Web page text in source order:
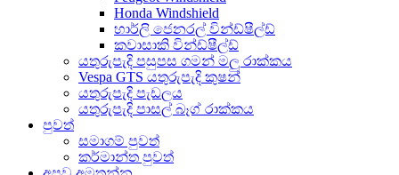
Honda Windshield
හාර්ලි ජෙනරල් වින්ඩ්ෂීල්ඩ්
කවාසාකි වින්ඩ්ෂීල්ඩ්
යතුරුපැදි පසුපස ගමන් මලු රාක්කය
Vespa GTS යතුරුපැදි කුෂන්
යතුරුපැදි පැඩලය
යතුරුපැදි පාසල් බෑග් රාක්කය
පුවත්
සමාගම් පුවත්
කර්මාන්ත පුවත්